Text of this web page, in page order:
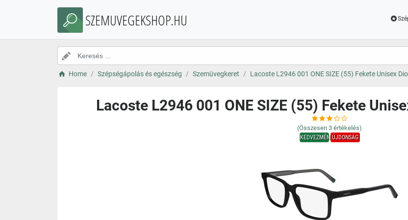
SZEMUVEGEKSHOP.HU
Home Szépségápolás és egészség Szemüvegkeret Lacoste L2946 001 ONE SIZE (55) Fekete Unisex
Lacoste L2946 001 ONE SIZE (55) Fekete
(Összesen 3 értékelés)
KEDVEZMÉNYÚJDONSÁG